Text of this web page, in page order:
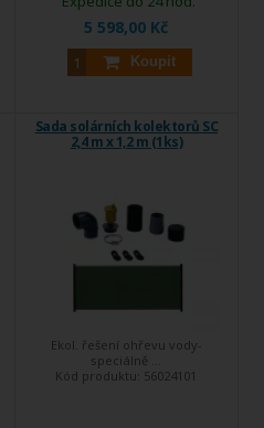
5 598,00 Kč
Koupit
Sada solárních kolektorů SC
2,4 m x 1,2 m (1ks)
Ekol. řešení ohřevu vody-
speciálně ...
Kód produktu: 56024101